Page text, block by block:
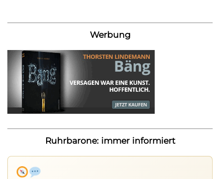
Werbung
Ruhrbarone: immer informiert